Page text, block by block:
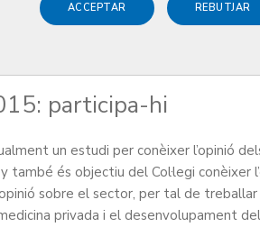
ACCEPTAR REBUTJAR
participa-hi
un estudi per conèixer l’opinió
també és objectiu del Col·legi conèixer
sobre el sector, per tal de
privada i el desenvolupament